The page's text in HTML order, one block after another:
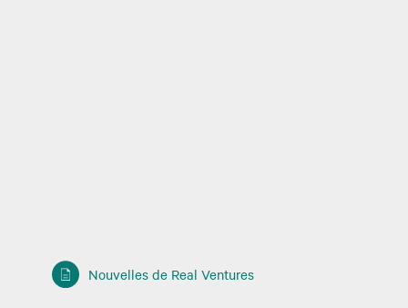
Nouvelles de Real Ventures